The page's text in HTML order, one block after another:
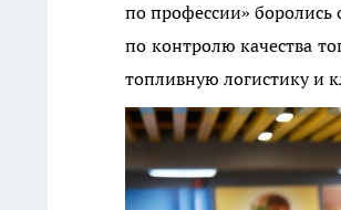
по профессии»
по контролю качества
топливную логистику и